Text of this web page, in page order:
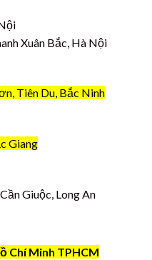
Xuân Bắc, Hà Nội
Tiên Du, Bắc Ninh
Giang
Giuộc, Long An
Chí Minh TPHCM